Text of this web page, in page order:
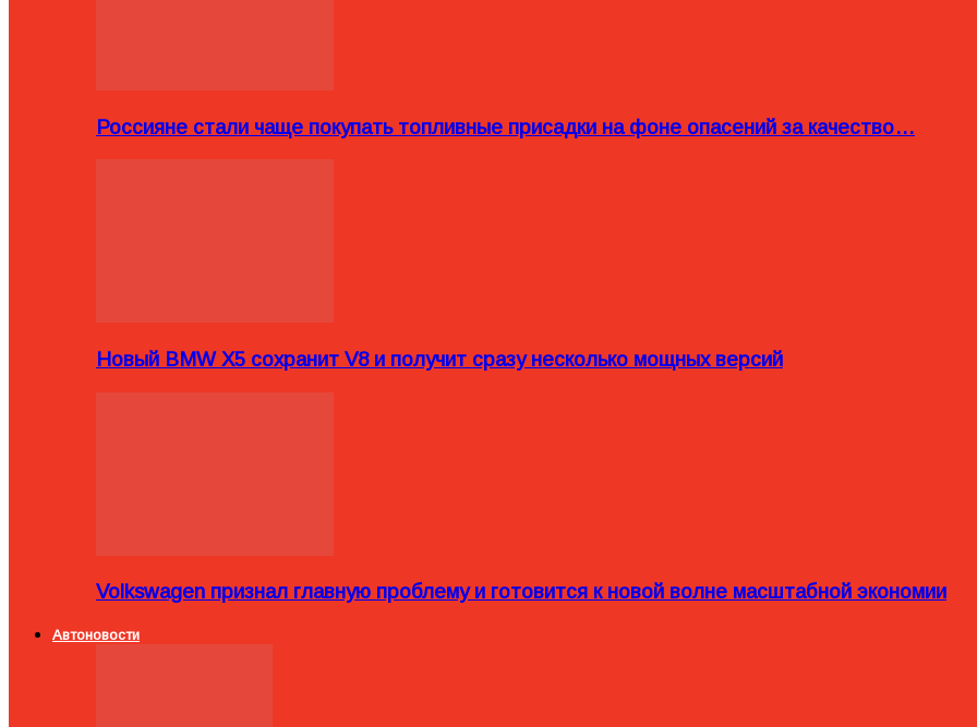
Россияне стали чаще покупать топливные присадки на фоне опасений за качество…
Новый BMW X5 сохранит V8 и получит сразу несколько мощных версий
Volkswagen признал главную проблему и готовится к новой волне масштабной экономии
Автоновости